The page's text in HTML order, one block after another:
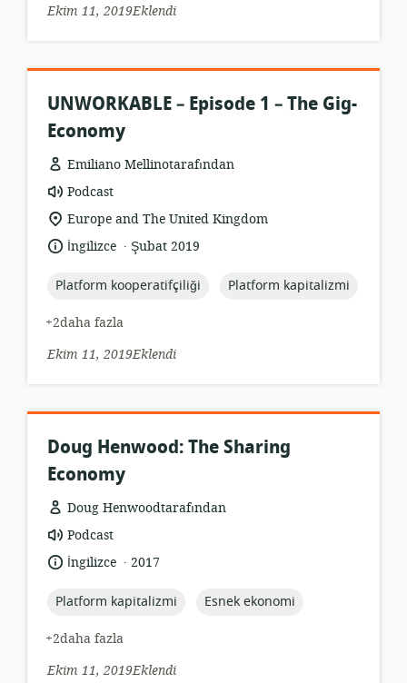
Ekim 11, 2019Eklendi
UNWORKABLE – Episode 1 – The Gig-
Economy
Emiliano Mellinotarafından
Kaynak
formatı:
Podcast
Uygunluk
konumu:
Europe and The United Kingdom
Dil: İngilizce .
YayınŞubat 2019
topic:
Platform kooperatifçiliği topic:
Platform kapitalizmi
+2daha fazla
Ekim 11, 2019Eklendi
Doug Henwood: The Sharing
Economy
Doug Henwoodtarafından
Kaynak
formatı:
Podcast
Dil: İngilizce .
Yayın2017
topic:
Platform kapitalizmi topic:
Esnek ekonomi
+2daha fazla
Ekim 11, 2019Eklendi